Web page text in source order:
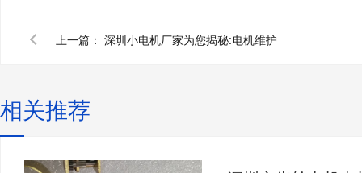
上一篇： 深圳小电机厂家为您揭秘:电机维护
相关推荐